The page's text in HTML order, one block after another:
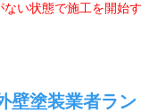
い状態で施工を開始す
壁塗装業者ラン